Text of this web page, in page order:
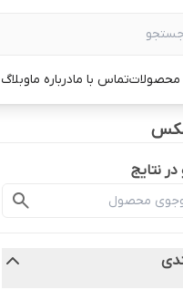
تماس با مادرباره ماوبلاگ
نتایج